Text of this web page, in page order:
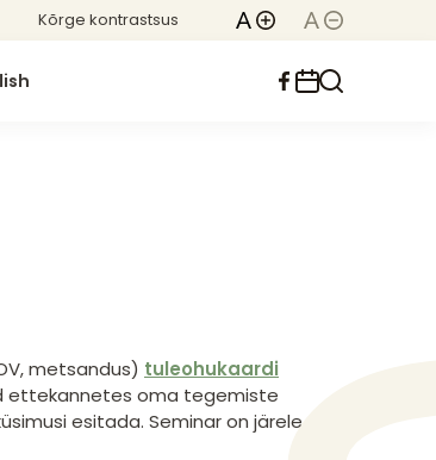
Kõrge kontrastsus
metsandus) tuleohukaardi
ettekannetes oma tegemiste
esitada. Seminar on järele